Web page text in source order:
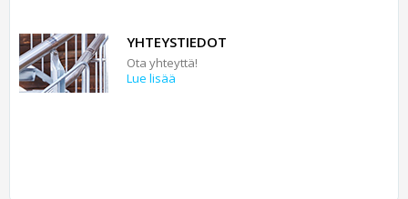
YHTEYSTIEDOT
Ota yhteyttä!
Lue lisää